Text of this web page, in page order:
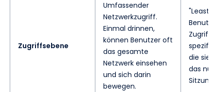
Zugriffsebene
Umfassender
Netzwerkzugriff.
Einmal drinnen,
können Benutzer oft
das gesamte
Netzwerk einsehen
und sich darin
bewegen.
"Least
Zugriff
die sie
das nur
Sitzung.